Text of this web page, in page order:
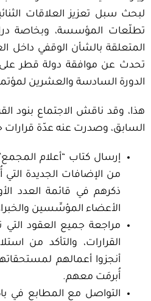
لبحث سبل تعزيز العلاقات
تطلّعات المؤسسة، وبخاصة
المتعلقة بالشأن الوقفي داخل
تحدث عن موافقة دولة قطر على
الدورة السادسة والعشرين
هذا، وقد ناقش الاجتماع بنود
السابق، وصدرت عنه عدّة قرارات
إرسال كتاب “أعلام
من الإضافات الجديدة
ذكرهم في قائمة العدد
الأعضاء المؤسِّسين
مراجعة جميع العقود
القرارات، والتأكد من
أنجزوا أعمالهم
أُبرمَت معهم.
التواصل مع المطابع